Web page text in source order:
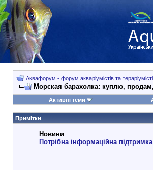
Аквафорум - форум акваріумістів та
Морская барахолка: куплю,
Активні теми
Примітки
...
Новини
Потрібна інформаційна